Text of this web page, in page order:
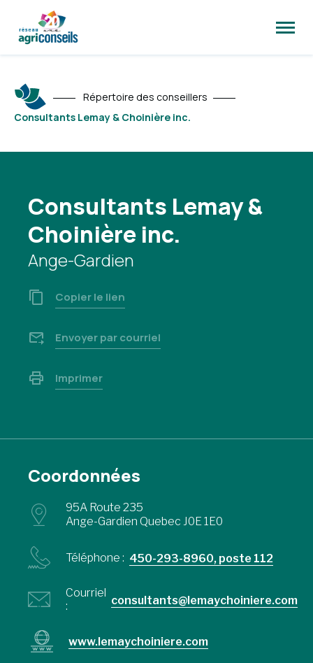
la
Répertoire des conseillers
Consultants Lemay & Choinière inc.
Consultants Lemay &
Choinière inc.
Ange-Gardien
Copier le lien
Envoyer par courriel
Imprimer
Coordonnées
95A Route 235
Ange-Gardien Quebec J0E 1E0
Téléphone : 450-293-8960, poste 112
Courriel
:
consultants@lemaychoiniere.com
www.lemaychoiniere.com